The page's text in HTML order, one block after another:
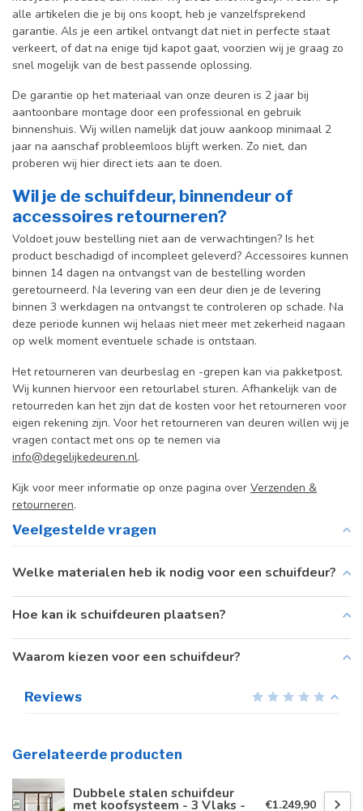
alle artikelen die je bij ons koopt, heb je vanzelfsprekend
garantie. Als je een artikel ontvangt dat niet in perfecte staat
verkeert, of dat na enige tijd kapot gaat, voorzien wij je graag zo
snel mogelijk van de best passende oplossing.
De garantie op het materiaal van onze deuren is 2 jaar bij
aantoonbare montage door een professional en gebruik
binnenshuis. Wij willen namelijk dat jouw aankoop minimaal 2
jaar na aanschaf probleemloos blijft werken. Zo niet, dan
proberen wij hier direct iets aan te doen.
Wil je de schuifdeur, binnendeur of
accessoires retourneren?
Voldoet jouw bestelling niet aan de verwachtingen? Is het
product beschadigd of incompleet geleverd? Accessoires kunnen
binnen 14 dagen na ontvangst van de bestelling worden
geretourneerd. Na levering van een deur dien je de levering
binnen 3 werkdagen na ontvangst te controleren op schade. Na
deze periode kunnen wij helaas niet meer met zekerheid nagaan
op welk moment eventuele schade is ontstaan.
Het retourneren van deurbeslag en -grepen kan via pakketpost.
Wij kunnen hiervoor een retourlabel sturen. Afhankelijk van de
retourreden kan het zijn dat de kosten voor het retourneren voor
eigen rekening zijn. Voor het retourneren van deuren willen wij je
vragen contact met ons op te nemen via
info@degelijkedeuren.nl.
Kijk voor meer informatie op onze pagina over Verzenden &
retourneren.
Veelgestelde vragen
Welke materialen heb ik nodig voor een schuifdeur?
Hoe kan ik schuifdeuren plaatsen?
Waarom kiezen voor een schuifdeur?
Reviews
Gerelateerde producten
Dubbele stalen schuifdeur
met koofsysteem - 3 Vlaks - €1.249,90